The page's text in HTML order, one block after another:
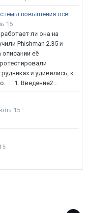
Тестирование Phishman 2.35, системы повышения осведомлённости пользователей в сфере ИБ
16
ли она на
Phishman 2.35 и
её
и удивились, к
1. Введение2...
15